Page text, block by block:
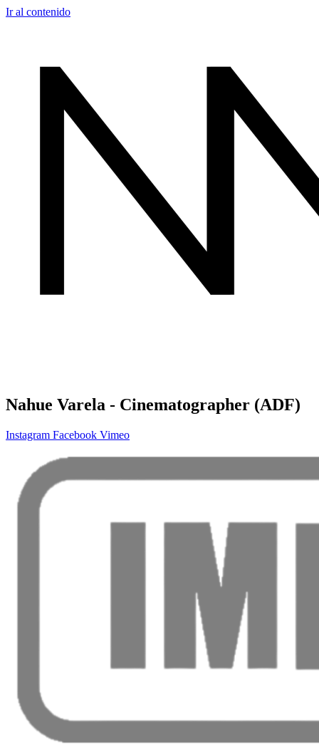
Ir al contenido
Nahue Varela - Cinematographer (ADF)
Instagram Facebook Vimeo